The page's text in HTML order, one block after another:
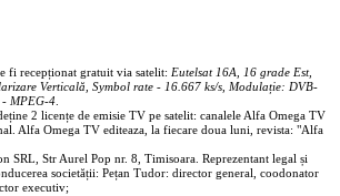
fi recepționat gratuit via satelit: Eutelsat 16A, 16 grade Est,
Verticală, Symbol rate - 16.667 ks/s, Modulație: DVB-
- MPEG-4
2 licențe de emisie TV pe satelit: canalele Alfa Omega TV
Alfa Omega TV editeaza, la fiecare doua luni, revista: "Alfa
SRL, Str Aurel Pop nr. 8, Timisoara. Reprezentant legal și
societății: Pețan Tudor: director general, coodonator
executiv;